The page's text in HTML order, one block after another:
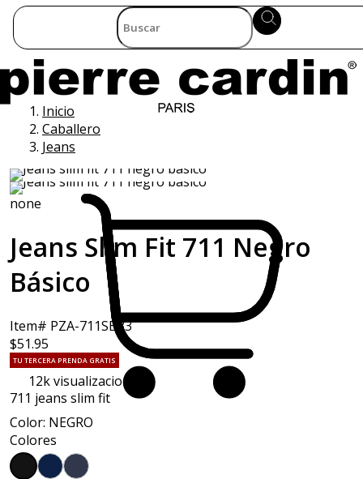
Inicio
Caballero
Jeans
none
Jeans Slim Fit 711 Negro
Básico
Item# PZA-711SB33
$51.95
TU TERCERA PRENDA GRATIS
12kvisualizaciones
711 jeans slim fit
Color: NEGRO
Colores